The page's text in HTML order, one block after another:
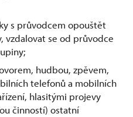
s průvodcem opouštět
vzdalovat se od průvodce
hudbou, zpěvem,
telefonů a mobilních
hlasitými projevy
činností) ostatní